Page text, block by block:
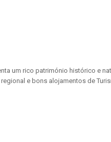
um rico património histórico e
e bons alojamentos de